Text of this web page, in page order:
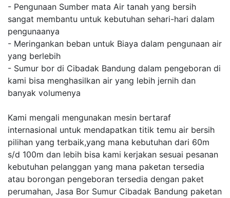
- Pengunaan Sumber mata Air tanah yang bersih
sangat membantu untuk kebutuhan sehari-hari dalam
pengunaanya
- Meringankan beban untuk Biaya dalam pengunaan air
yang berlebih
- Sumur bor di Cibadak Bandung dalam pengeboran di
kami bisa menghasilkan air yang lebih jernih dan
banyak volumenya
Kami mengali mengunakan mesin bertaraf
internasional untuk mendapatkan titik temu air bersih
pilihan yang terbaik,yang mana kebutuhan dari 60m
s/d 100m dan lebih bisa kami kerjakan sesuai pesanan
kebutuhan pelanggan yang mana paketan tersedia
atau borongan pengeboran tersedia dengan paket
perumahan, Jasa Bor Sumur Cibadak Bandung paketan